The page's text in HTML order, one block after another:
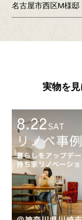
名古屋市西区M様邸
実物を